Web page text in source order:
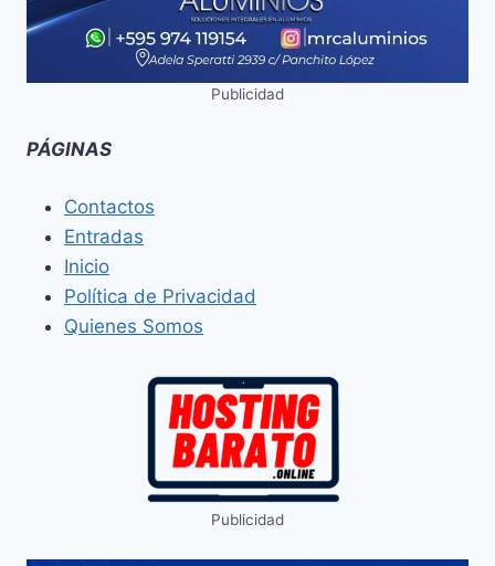
Publicidad
PÁGINAS
Contactos
Entradas
Inicio
Política de Privacidad
Quienes Somos
Publicidad